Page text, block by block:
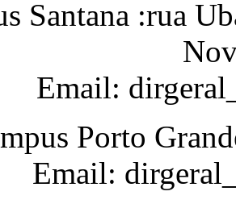
Santana :rua
Email:
Porto
Email: